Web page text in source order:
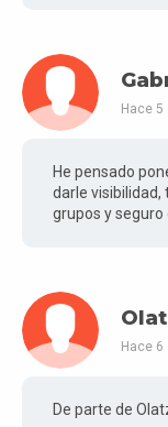
Hace 5
He pensado
darle
grupos y
Hace 6
De parte de